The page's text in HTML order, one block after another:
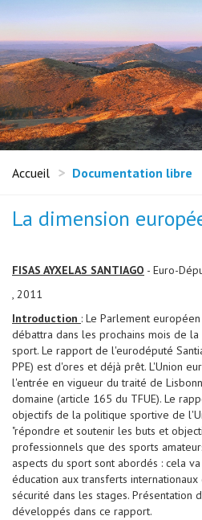
Accueil Documentation libre
La dimension
FISAS AYXELAS SANTIAGO - Euro-
, 2011
Introduction : Le Parlement
débattra dans les prochains mois de
sport. Le rapport de l'eurodéputé
PPE) est d'ores et déjà prêt. L'Union
l'entrée en vigueur du traité de
domaine (article 165 du TFUE). Le
objectifs de la politique sportive de
"répondre et soutenir les buts et
professionnels que des sports
aspects du sport sont abordés : cela
éducation aux transferts
sécurité dans les stages. Présentation
développés dans ce rapport.